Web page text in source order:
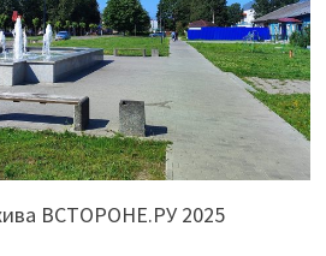
ВСТОРОНЕ.РУ 2025